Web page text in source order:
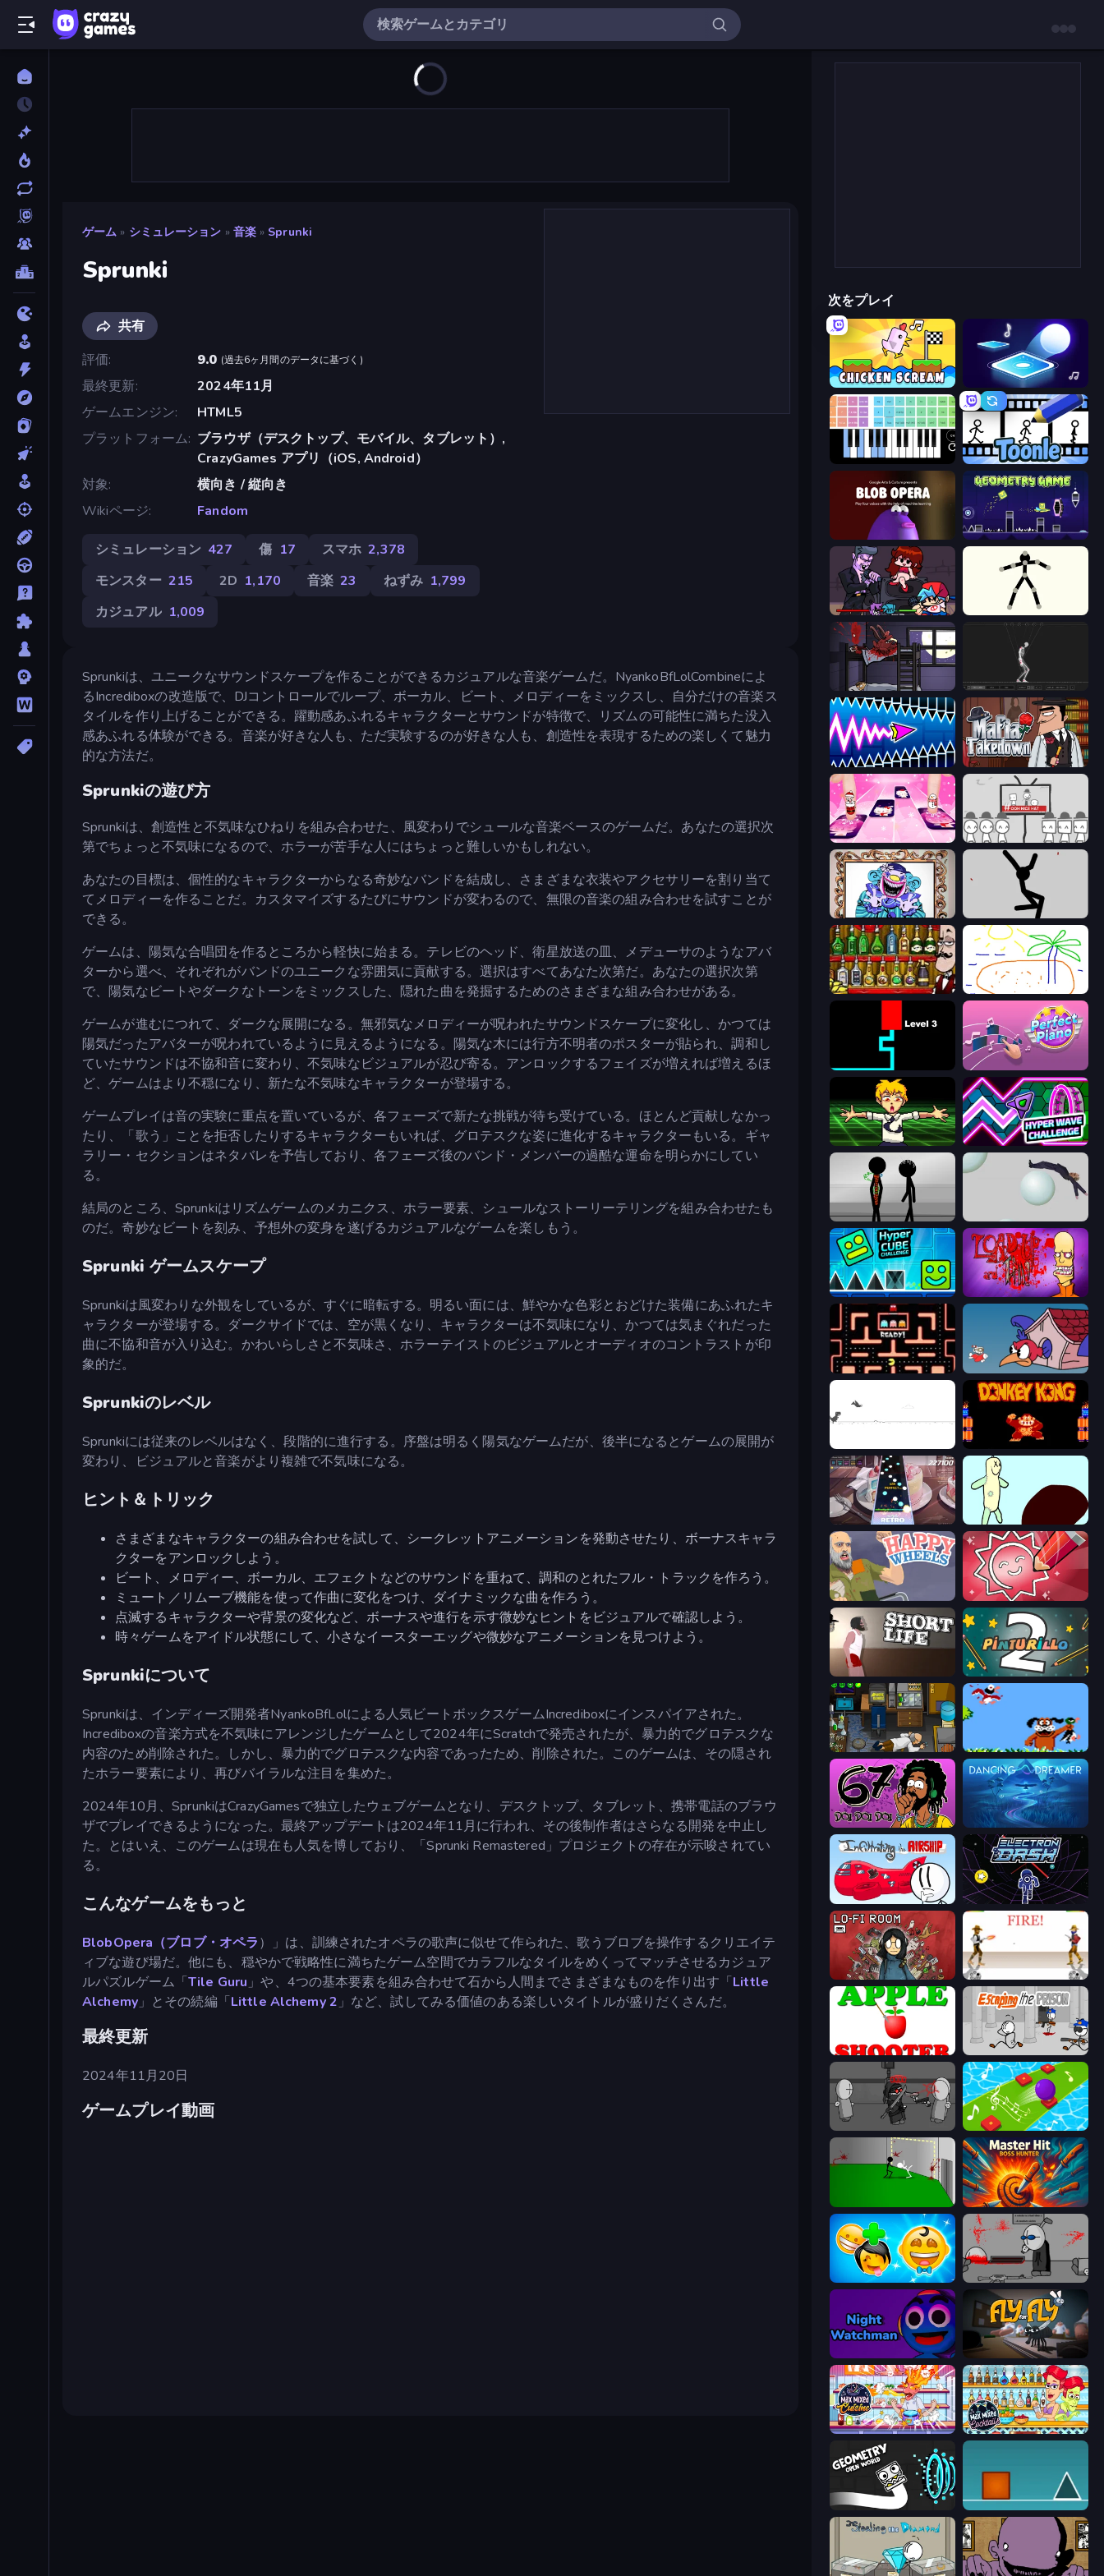
ゲーム » シミュレーション » 音楽 » Sprunki
Sprunki
共有
評価
9.0 (過去6ヶ月間のデータに基づく )
最終更新
2024年11月
ゲームエンジン
HTML5
プラットフォーム ブラウザ（デスクトップ、モバイル、タブレット）,
CrazyGames アプリ（iOS, Android）
対象
横向き / 縦向き
Wikiページ
Fandom
シミュレーション 427 傷 17 スマホ 2,378
モンスター 215 2D 1,170 音楽 23 ねずみ 1,799
カジュアル 1,009
Sprunkiは、ユニークなサウンドスケープを作ることができるカジュアルな音楽ゲームだ。NyankoBfLolCombineによ
るIncrediboxの改造版で、DJコントロールでループ、ボーカル、ビート、メロディーをミックスし、自分だけの音楽ス
タイルを作り上げることができる。躍動感あふれるキャラクターとサウンドが特徴で、リズムの可能性に満ちた没入
感あふれる体験ができる。音楽が好きな人も、ただ実験するのが好きな人も、創造性を表現するための楽しくて魅力
的な方法だ。
Sprunkiの遊び方
Sprunkiは、創造性と不気味なひねりを組み合わせた、風変わりでシュールな音楽ベースのゲームだ。あなたの選択次
第でちょっと不気味になるので、ホラーが苦手な人にはちょっと難しいかもしれない。
あなたの目標は、個性的なキャラクターからなる奇妙なバンドを結成し、さまざまな衣装やアクセサリーを割り当て
てメロディーを作ることだ。カスタマイズするたびにサウンドが変わるので、無限の音楽の組み合わせを試すことが
できる。
ゲームは、陽気な合唱団を作るところから軽快に始まる。テレビのヘッド、衛星放送の皿、メデューサのようなアバ
ターから選べ、それぞれがバンドのユニークな雰囲気に貢献する。選択はすべてあなた次第だ。あなたの選択次第
で、陽気なビートやダークなトーンをミックスした、隠れた曲を発掘するためのさまざまな組み合わせがある。
ゲームが進むにつれて、ダークな展開になる。無邪気なメロディーが呪われたサウンドスケープに変化し、かつては
陽気だったアバターが呪われているように見えるようになる。陽気な木には行方不明者のポスターが貼られ、調和し
ていたサウンドは不協和音に変わり、不気味なビジュアルが忍び寄る。アンロックするフェイズが増えれば増えるほ
ど、ゲームはより不穏になり、新たな不気味なキャラクターが登場する。
ゲームプレイは音の実験に重点を置いているが、各フェーズで新たな挑戦が待ち受けている。ほとんど貢献しなかっ
たり、「歌う」ことを拒否したりするキャラクターもいれば、グロテスクな姿に進化するキャラクターもいる。ギャ
ラリー・セクションはネタバレを予告しており、各フェーズ後のバンド・メンバーの過酷な運命を明らかにしてい
る。
結局のところ、Sprunkiはリズムゲームのメカニクス、ホラー要素、シュールなストーリーテリングを組み合わせたも
のだ。奇妙なビートを刻み、予想外の変身を遂げるカジュアルなゲームを楽しもう。
Sprunki ゲームスケープ
Sprunkiは風変わりな外観をしているが、すぐに暗転する。明るい面には、鮮やかな色彩とおどけた装備にあふれたキ
ャラクターが登場する。ダークサイドでは、空が黒くなり、キャラクターは不気味になり、かつては気まぐれだった
曲に不協和音が入り込む。かわいらしさと不気味さ、ホラーテイストのビジュアルとオーディオのコントラストが印
象的だ。
Sprunkiのレベル
Sprunkiには従来のレベルはなく、段階的に進行する。序盤は明るく陽気なゲームだが、後半になるとゲームの展開が
変わり、ビジュアルと音楽がより複雑で不気味になる。
ヒント＆トリック
さまざまなキャラクターの組み合わせを試して、シークレットアニメーションを発動させたり、ボーナスキャラ
クターをアンロックしよう。
ビート、メロディー、ボーカル、エフェクトなどのサウンドを重ねて、調和のとれたフル・トラックを作ろう。
ミュート／リムーブ機能を使って作曲に変化をつけ、ダイナミックな曲を作ろう。
点滅するキャラクターや背景の変化など、ボーナスや進行を示す微妙なヒントをビジュアルで確認しよう。
時々ゲームをアイドル状態にして、小さなイースターエッグや微妙なアニメーションを見つけよう。
Sprunkiについて
Sprunkiは、インディーズ開発者NyankoBfLolによる人気ビートボックスゲームIncrediboxにインスパイアされた。
Incrediboxの音楽方式を不気味にアレンジしたゲームとして2024年にScratchで発売されたが、暴力的でグロテスクな
内容のため削除された。しかし、暴力的でグロテスクな内容であったため、削除された。このゲームは、その隠され
たホラー要素により、再びバイラルな注目を集めた。
2024年10月、SprunkiはCrazyGamesで独立したウェブゲームとなり、デスクトップ、タブレット、携帯電話のブラウ
ザでプレイできるようになった。最終アップデートは2024年11月に行われ、その後制作者はさらなる開発を中止し
た。とはいえ、このゲームは現在も人気を博しており、「Sprunki Remastered」プロジェクトの存在が示唆されてい
る。
こんなゲームをもっと
BlobOpera（ブロブ・オペラ）」は、訓練されたオペラの歌声に似せて作られた、歌うブロブを操作するクリエイテ
ィブな遊び場だ。他にも、穏やかで戦略性に満ちたゲーム空間でカラフルなタイルをめくってマッチさせるカジュア
ルパズルゲーム「Tile Guru 」や、4つの基本要素を組み合わせて石から人間までさまざまなものを作り出す「Little
Alchemy」とその続編「Little Alchemy 2 」など、試してみる価値のある楽しいタイトルが盛りだくさんだ。
最終更新
2024年11月20日
ゲームプレイ動画
次をプレイ
Chicken Scream Tile Jumper 3D
Virtual Online Piano Toonle
Blob Opera Geometry Game
Friday Night Funkin' Stick Animator
The Visitor Skeleton Simulator
Wave Dash: Geometry Arrow Mafia Takedown
We Become What We Behold
Exhibit of Sorrows
Bartender The Right Mix Skribbl.io
Scary Maze Perfect Piano
Chainsaw Dance Hyper Wave Challenge
Stick Figure Penalty 2 Bush Ragdoll
Hyper Cube Challenge Load Up and Kill
Pacman Cuphead
Donkey Kong Returns
Rhythm Capture Doodieman Voodoo
Happy Wheels Draw Quiz
Short Life Pinturillo 2
Foreign Creature Duck Hunt
67 Doi Doi Dancing Dreamer
Infiltrating the Airship Electron Dash
Lofi Room Gunblood
Apple Shooter Escaping the Prison
Madness Project Nexus Color Music Hop Ball Games
Master Hit: Boss Hunter
Smileys: Family Tree emoji Madness Deathwish
Fly for Fly
Max Mixed Cuisine Max Mixed Cocktails
Geometry: Open World The Impossible Game